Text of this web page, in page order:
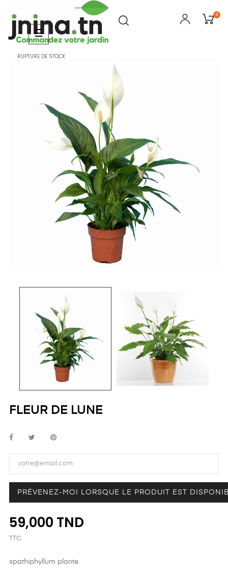
Basculer
la
navigation
☰
0
RUPTURE DE STOCK
FLEUR DE LUNE
PRÉVENEZ-MOI LORSQUE LE PRODUIT EST
59,000 TND
TTC
spathiphyllum plante